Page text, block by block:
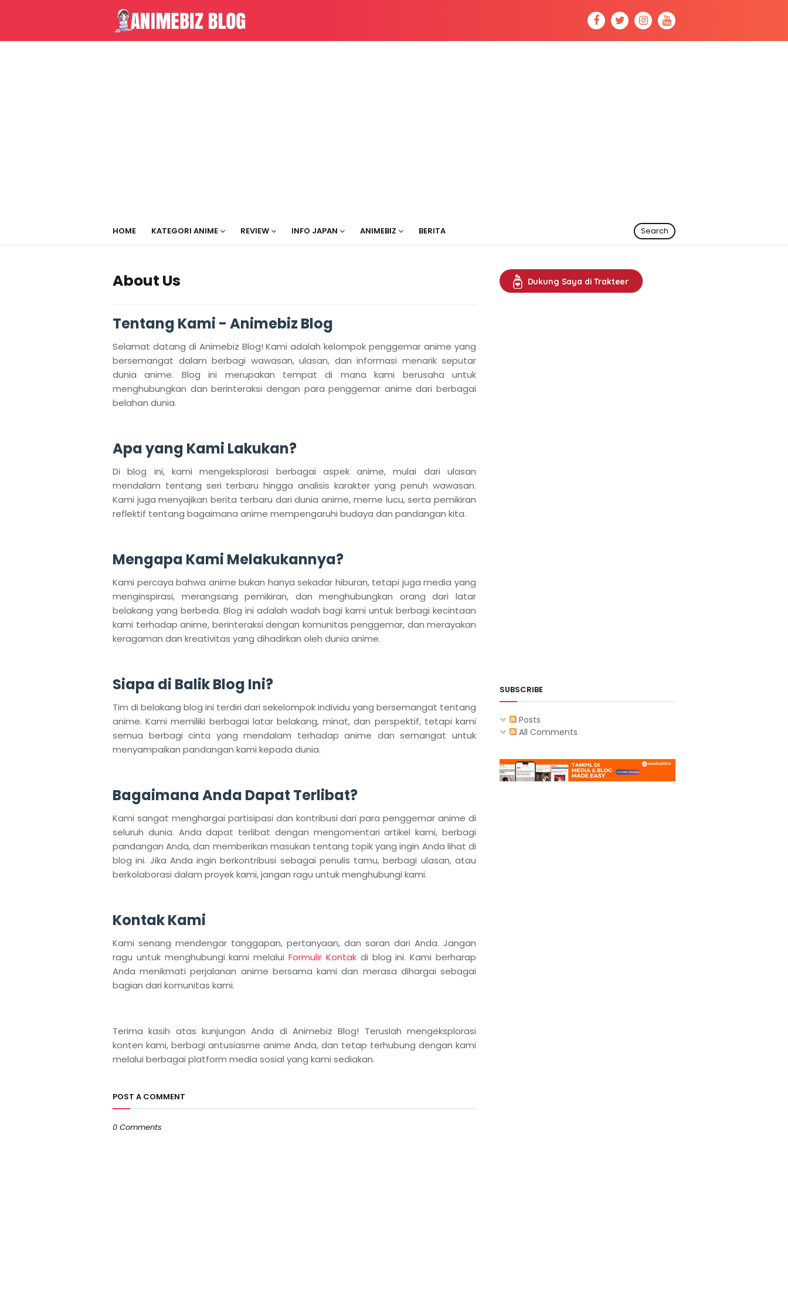
HOME KATEGORI ANIME REVIEW INFO JAPAN ANIMEBIZ BERITA Search
About Us
Tentang Kami - Animebiz Blog
Selamat datang di Animebiz Blog! Kami adalah kelompok penggemar anime yang
bersemangat dalam berbagi wawasan, ulasan, dan informasi menarik seputar
dunia anime. Blog ini merupakan tempat di mana kami berusaha untuk
menghubungkan dan berinteraksi dengan para penggemar anime dari berbagai
belahan dunia.
Apa yang Kami Lakukan?
Di blog ini, kami mengeksplorasi berbagai aspek anime, mulai dari ulasan
mendalam tentang seri terbaru hingga analisis karakter yang penuh wawasan.
Kami juga menyajikan berita terbaru dari dunia anime, meme lucu, serta pemikiran
reflektif tentang bagaimana anime mempengaruhi budaya dan pandangan kita.
Mengapa Kami Melakukannya?
Kami percaya bahwa anime bukan hanya sekadar hiburan, tetapi juga media yang
menginspirasi, merangsang pemikiran, dan menghubungkan orang dari latar
belakang yang berbeda. Blog ini adalah wadah bagi kami untuk berbagi kecintaan
kami terhadap anime, berinteraksi dengan komunitas penggemar, dan merayakan
keragaman dan kreativitas yang dihadirkan oleh dunia anime.
Siapa di Balik Blog Ini?
Tim di belakang blog ini terdiri dari sekelompok individu yang bersemangat tentang
anime. Kami memiliki berbagai latar belakang, minat, dan perspektif, tetapi kami
semua berbagi cinta yang mendalam terhadap anime dan semangat untuk
menyampaikan pandangan kami kepada dunia.
Bagaimana Anda Dapat Terlibat?
Kami sangat menghargai partisipasi dan kontribusi dari para penggemar anime di
seluruh dunia. Anda dapat terlibat dengan mengomentari artikel kami, berbagi
pandangan Anda, dan memberikan masukan tentang topik yang ingin Anda lihat di
blog ini. Jika Anda ingin berkontribusi sebagai penulis tamu, berbagi ulasan, atau
berkolaborasi dalam proyek kami, jangan ragu untuk menghubungi kami.
Kontak Kami
Kami senang mendengar tanggapan, pertanyaan, dan saran dari Anda. Jangan
ragu untuk menghubungi kami melaluiFormulir Kontakdi blog ini. Kami berharap
Anda menikmati perjalanan anime bersama kami dan merasa dihargai sebagai
bagian dari komunitas kami.
Terima kasih atas kunjungan Anda di Animebiz Blog! Teruslah mengeksplorasi
konten kami, berbagi antusiasme anime Anda, dan tetap terhubung dengan kami
melalui berbagai platform media sosial yang kami sediakan.
POST A COMMENT
0 Comments
Dukung Saya di Trakteer
SUBSCRIBE
Posts
All Comments